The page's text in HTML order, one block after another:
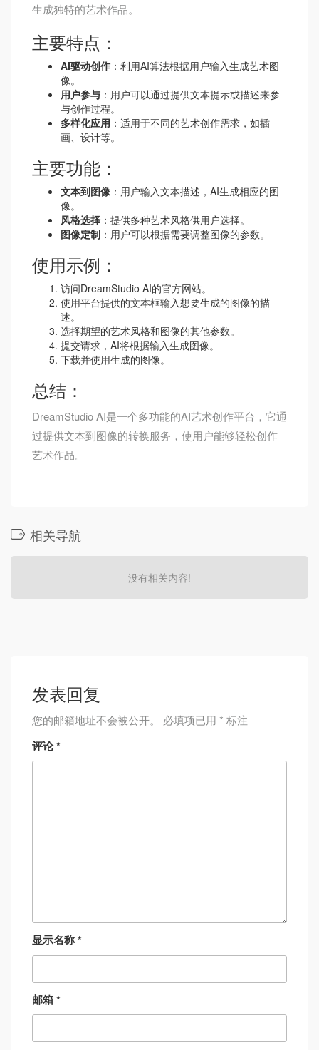
生成独特的艺术作品。
主要特点：
AI驱动创作 ：利用AI算法根据用户输入生成艺术图
像。
用户参与 ：用户可以通过提供文本提示或描述来参
与创作过程。
多样化应用 ：适用于不同的艺术创作需求，如插
画、设计等。
主要功能：
文本到图像 ：用户输入文本描述，AI生成相应的图
像。
风格选择 ：提供多种艺术风格供用户选择。
图像定制 ：用户可以根据需要调整图像的参数。
使用示例：
访问DreamStudio AI的官方网站。
使用平台提供的文本框输入想要生成的图像的描
述。
选择期望的艺术风格和图像的其他参数。
提交请求，AI将根据输入生成图像。
下载并使用生成的图像。
总结：
DreamStudio AI是一个多功能的AI艺术创作平台，它通
过提供文本到图像的转换服务，使用户能够轻松创作
艺术作品。
相关导航
没有相关内容!
发表回复
您的邮箱地址不会被公开。 必填项已用 * 标注
评论*
显示名称*
邮箱*